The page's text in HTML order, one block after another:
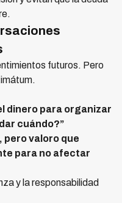
futuros. Pero
dinero para organizar
cuándo?”
pero valoro que
para no afectar
y la responsabilidad